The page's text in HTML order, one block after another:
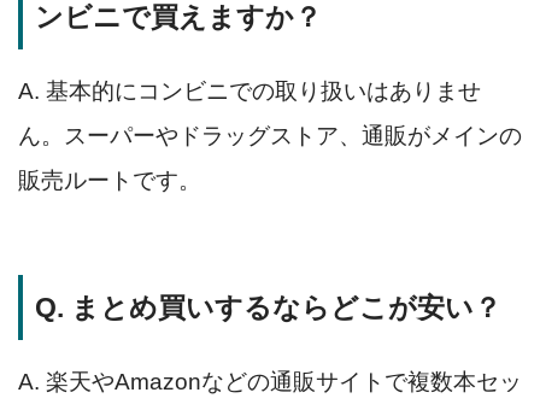
ンビニで買えますか？
A. 基本的にコンビニでの取り扱いはありませ
ん。スーパーやドラッグストア、通販がメインの
販売ルートです。
Q. まとめ買いするならどこが安い？
A. 楽天やAmazonなどの通販サイトで複数本セッ